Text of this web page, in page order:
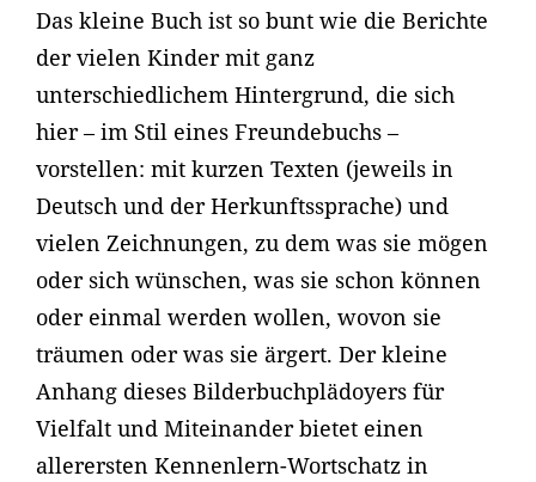
Das kleine Buch ist so bunt wie die Berichte
der vielen Kinder mit ganz
unterschiedlichem Hintergrund, die sich
hier – im Stil eines Freundebuchs –
vorstellen: mit kurzen Texten (jeweils in
Deutsch und der Herkunftssprache) und
vielen Zeichnungen, zu dem was sie mögen
oder sich wünschen, was sie schon können
oder einmal werden wollen, wovon sie
träumen oder was sie ärgert. Der kleine
Anhang dieses Bilderbuchplädoyers für
Vielfalt und Miteinander bietet einen
allerersten Kennenlern-Wortschatz in